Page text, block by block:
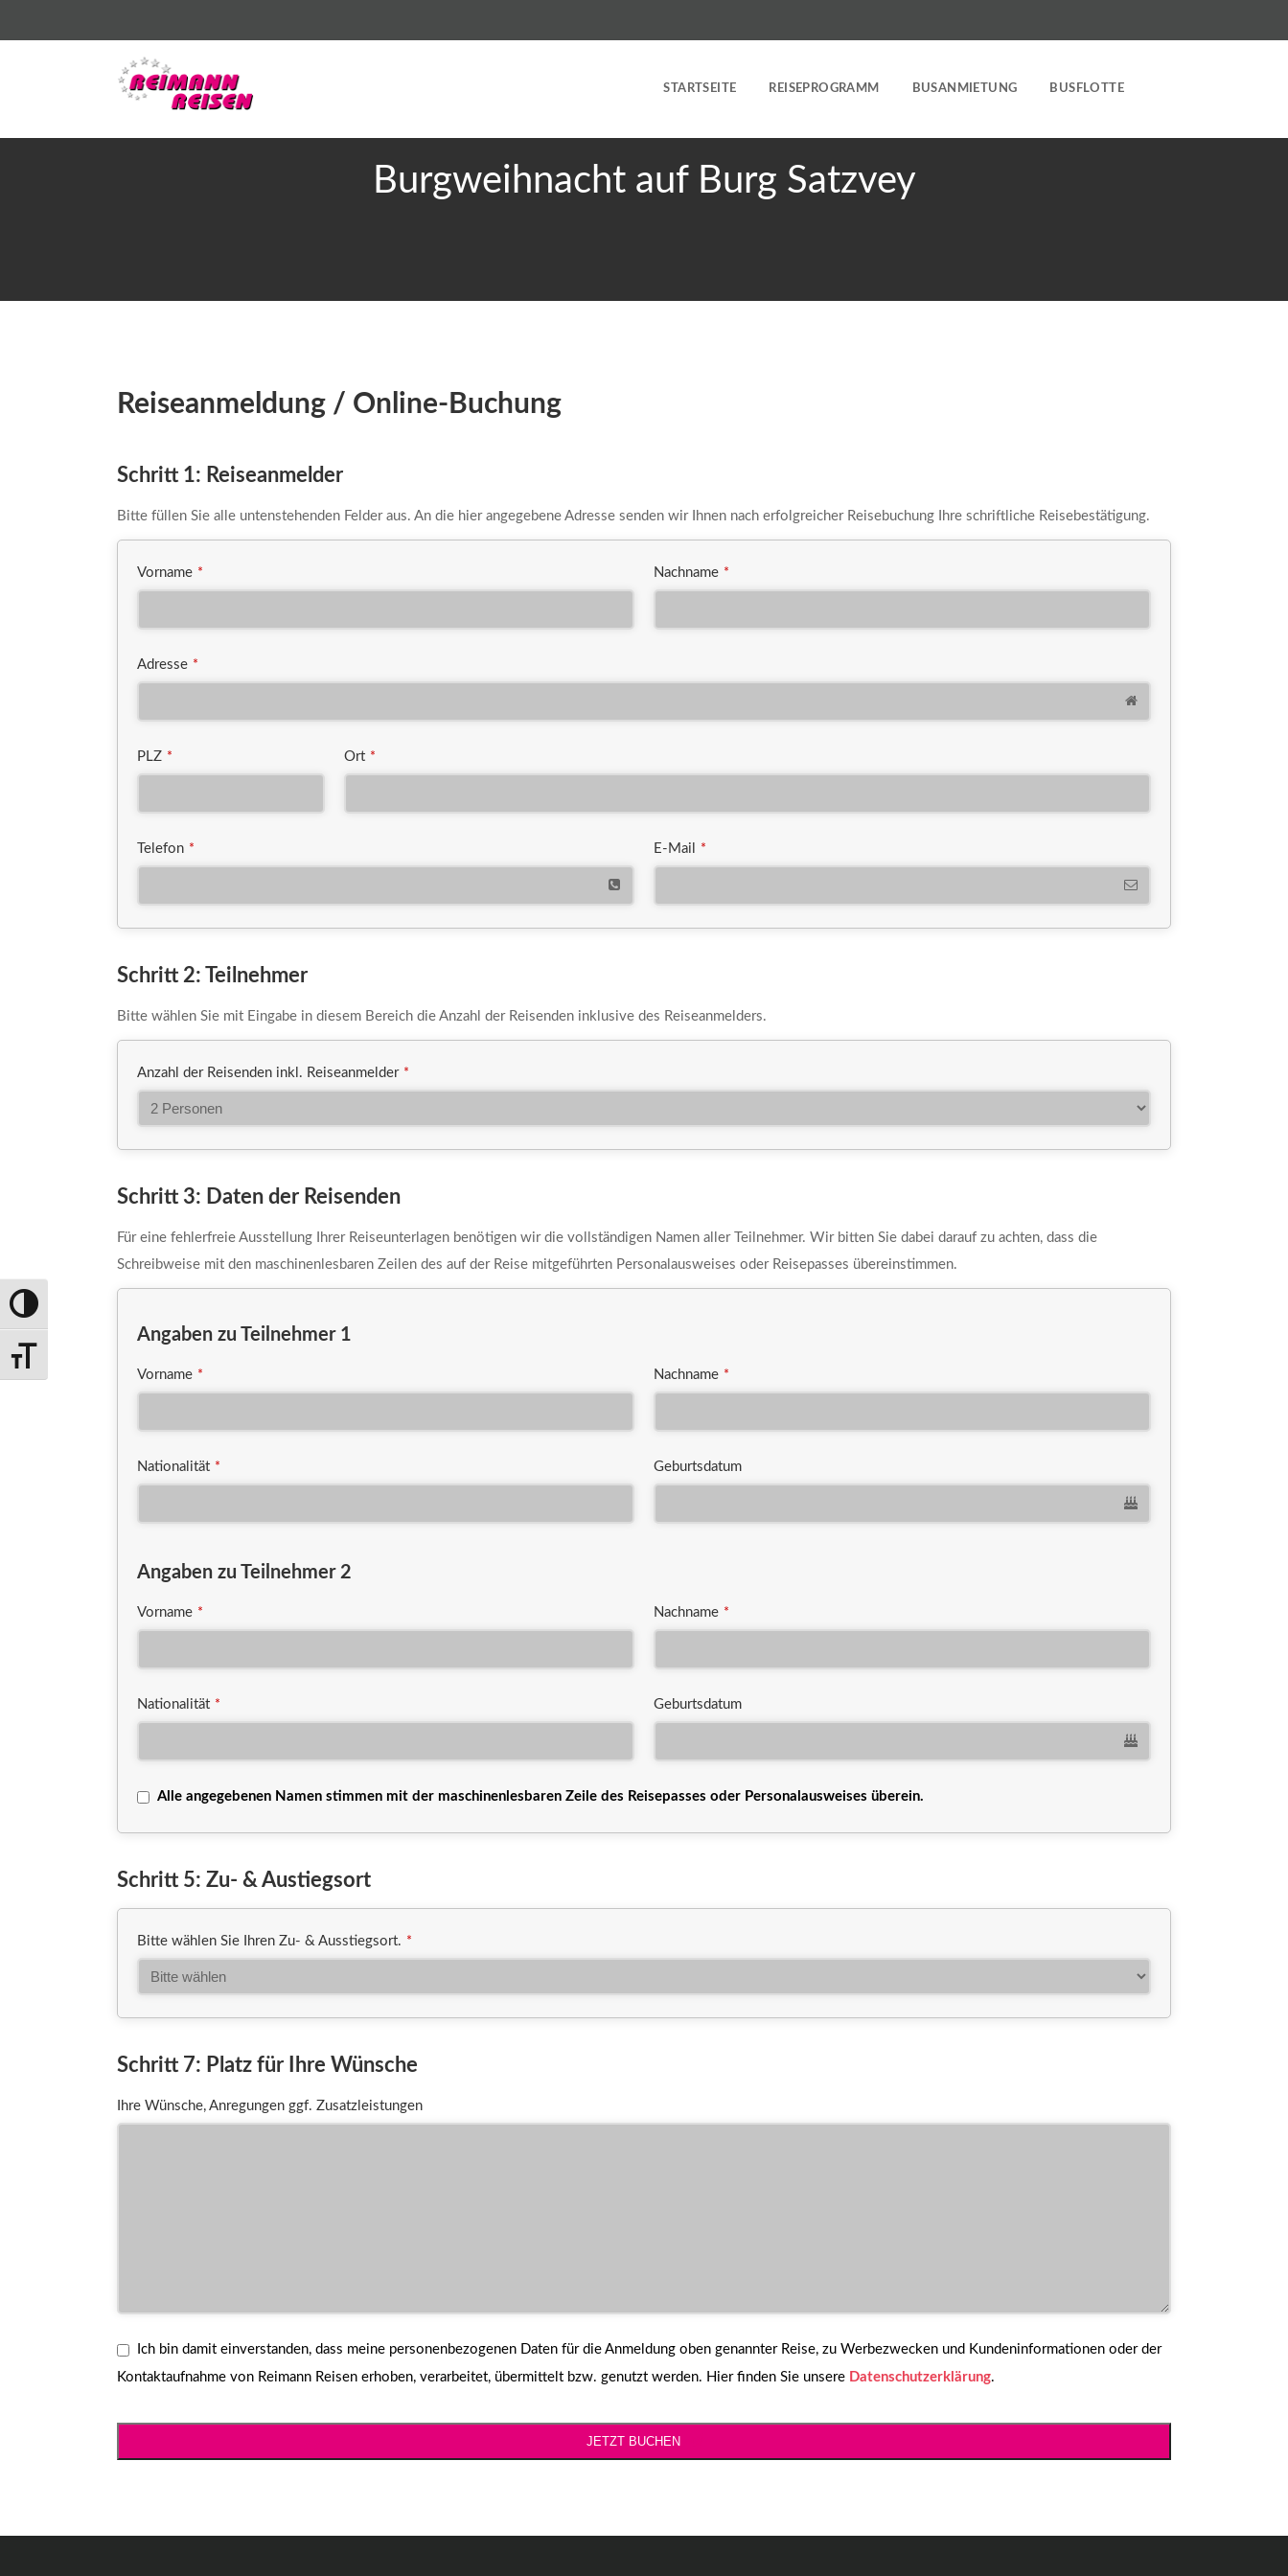
Umschalten auf hohe Kontraste
Schrift vergrößern
STARTSEITE REISEPROGRAMM BUSANMIETUNG BUSFLOTTE
Burgweihnacht auf Burg Satzvey
Reiseanmeldung / Online-Buchung
Schritt 1: Reiseanmelder
Bitte füllen Sie alle untenstehenden Felder aus. An die hier angegebene Adresse senden wir Ihnen nach erfolgreicher Reisebuchung Ihre schriftliche Reisebestätigung.
Vorname * Nachname *
Adresse *
PLZ * Ort *
Telefon * E-Mail *
Schritt 2: Teilnehmer
Bitte wählen Sie mit Eingabe in diesem Bereich die Anzahl der Reisenden inklusive des Reiseanmelders.
Anzahl der Reisenden inkl. Reiseanmelder *
Schritt 3: Daten der Reisenden
Für eine fehlerfreie Ausstellung Ihrer Reiseunterlagen benötigen wir die vollständigen Namen aller Teilnehmer. Wir bitten Sie dabei darauf zu achten, dass die
Schreibweise mit den maschinenlesbaren Zeilen des auf der Reise mitgeführten Personalausweises oder Reisepasses übereinstimmen.
Angaben zu Teilnehmer 1
Vorname * Nachname *
Nationalität * Geburtsdatum
Angaben zu Teilnehmer 2
Vorname * Nachname *
Nationalität * Geburtsdatum
Alle angegebenen Namen stimmen mit der maschinenlesbaren Zeile des Reisepasses oder Personalausweises überein.
Schritt 5: Zu- & Austiegsort
Bitte wählen Sie Ihren Zu- & Ausstiegsort. *
Address
*
Schritt 7: Platz für Ihre Wünsche
Ihre Wünsche, Anregungen ggf. Zusatzleistungen
Ich bin damit einverstanden, dass meine personenbezogenen Daten für die Anmeldung oben genannter Reise, zu Werbezwecken und Kundeninformationen oder der
Kontaktaufnahme von Reimann Reisen erhoben, verarbeitet, übermittelt bzw. genutzt werden. Hier finden Sie unsere Datenschutzerklärung.
JETZT BUCHEN